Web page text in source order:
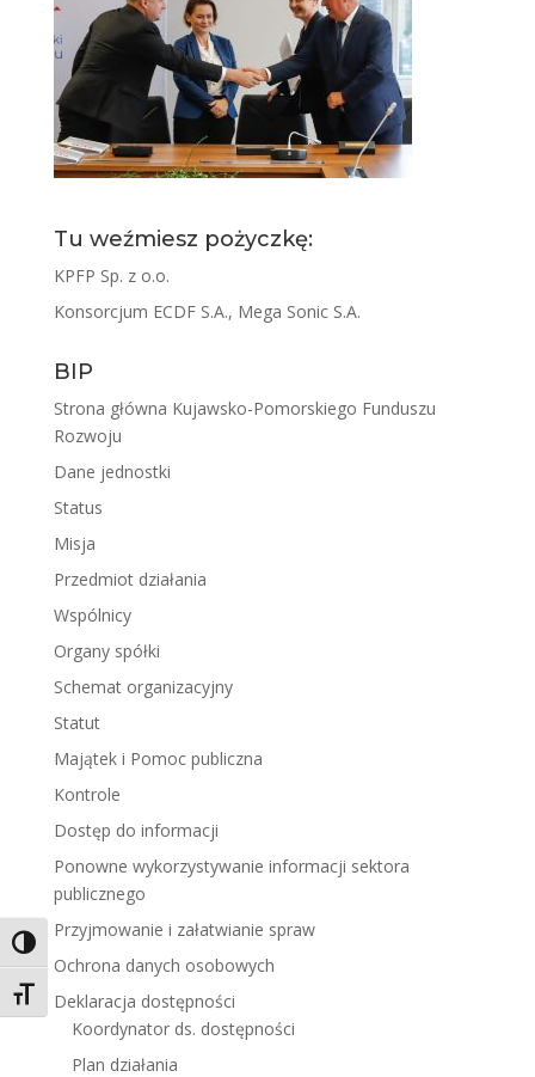
Toggle High Contrast
Toggle Font size
Tu weźmiesz pożyczkę:
KPFP Sp. z o.o.
Konsorcjum ECDF S.A., Mega Sonic S.A.
BIP
Strona główna Kujawsko-Pomorskiego Funduszu
Rozwoju
Dane jednostki
Status
Misja
Przedmiot działania
Wspólnicy
Organy spółki
Schemat organizacyjny
Statut
Majątek i Pomoc publiczna
Kontrole
Dostęp do informacji
Ponowne wykorzystywanie informacji sektora
publicznego
Przyjmowanie i załatwianie spraw
Ochrona danych osobowych
Deklaracja dostępności
Koordynator ds. dostępności
Plan działania